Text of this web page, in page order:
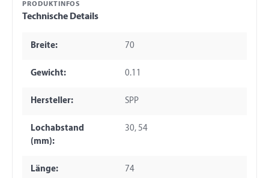
PRODUKTINFOS
Technische Details
Breite: 70
Gewicht: 0.11
Hersteller: SPP
Lochabstand
(mm):
30, 54
Länge: 74